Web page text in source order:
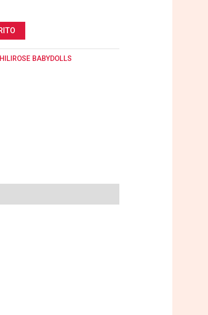
BABYDOLLS